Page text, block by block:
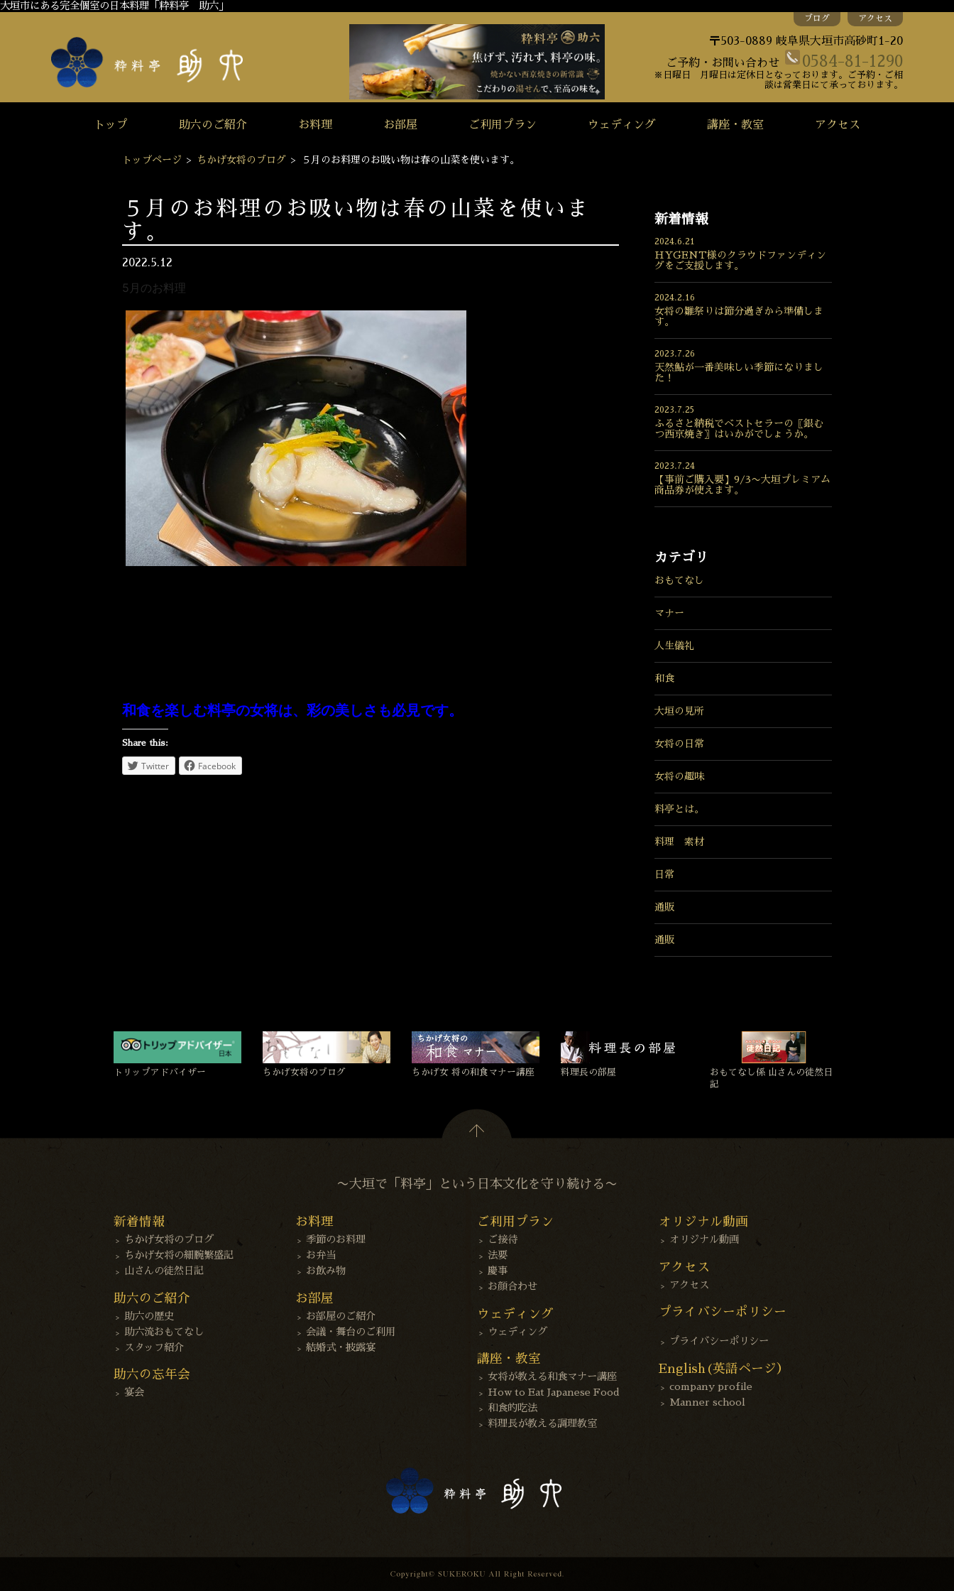
大垣市にある完全個室の日本料理「粋料亭 助六」
ブログ アクセス
〒503-0889 岐阜県大垣市高砂町1-20
ご予約・お問い合わせ
0584-81-1290
※日曜日 月曜日は定休日となっております。ご予約・ご相
談は営業日にて承っております。
トップ 助六のご紹介 お料理 お部屋 ご利用プラン ウェディング 講座・教室 アクセス
トップページ > ちかげ女将のブログ > ５月のお料理のお吸い物は春の山菜を使います。
５月のお料理のお吸い物は春の山菜を使いま
す。
2022.5.12
5月のお料理
和食を楽しむ料亭の女将は、彩の美しさも必見です。
Share this:
Twitter Facebook
新着情報
2024.6.21
HYGENT様のクラウドファンディン
グをご支援します。
2024.2.16
女将の雛祭りは節分過ぎから準備しま
す。
2023.7.26
天然鮎が一番美味しい季節になりまし
た！
2023.7.25
ふるさと納税でベストセラーの〖銀む
つ西京焼き〗はいかがでしょうか。
2023.7.24
【事前ご購入要】9/3〜大垣プレミアム
商品券が使えます。
カテゴリ
おもてなし
マナー
人生儀礼
和食
大垣の見所
女将の日常
女将の趣味
料亭とは。
料理 素材
日常
通販
通販
トリップアドバイザー ちかげ女将のブログ ちかげ女 将の和食マナー講座 料理長の部屋
おもてなし係 山さんの徒然日
記
〜大垣で「料亭」という日本文化を守り続ける〜
新着情報
ちかげ女将のブログ
ちかげ女将の細腕繁盛記
山さんの徒然日記
助六のご紹介
助六の歴史
助六流おもてなし
スタッフ紹介
助六の忘年会
宴会
お料理
季節のお料理
お弁当
お飲み物
お部屋
お部屋のご紹介
会議・舞台のご利用
結婚式・披露宴
ご利用プラン
ご接待
法要
慶事
お顔合わせ
ウェディング
ウェディング
講座・教室
女将が教える和食マナー講座
How to Eat Japanese Food
和食的吃法
料理長が教える調理教室
オリジナル動画
オリジナル動画
アクセス
アクセス
プライバシーポリシー
プライバシーポリシー
English(英語ページ）
company profile
Manner school